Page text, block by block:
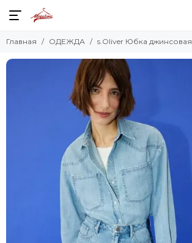
Главная ОДЕЖДА s.Oliver Юбка джинсовая